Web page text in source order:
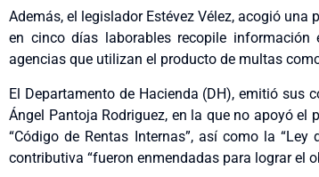
Además, el legislador Estévez Vélez, acogió
en cinco días laborables recopile
agencias que utilizan el producto de multas
El Departamento de Hacienda (DH), emitió sus
Ángel Pantoja Rodriguez, en la que no apoyó
“Código de Rentas Internas”, así como la
contributiva “fueron enmendadas para lograr el